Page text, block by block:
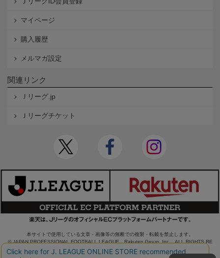
マイページ
購入履歴
メルマガ設定
関連リンク
Ｊリーグ.jp
Ｊリーグチケット
本サイトで使用している文章・画像等の無断での複製・転載を禁止します。
© JAPAN PROFESSIONAL FOOTBALL LEAGUE Rakuten Group, Inc. ALL RIGHTS RE
SERVED.